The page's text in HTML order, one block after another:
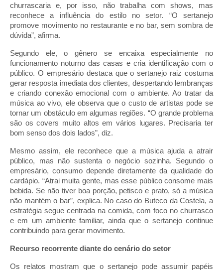
churrascaria e, por isso, não trabalha com shows, mas
reconhece a influência do estilo no setor. “O sertanejo
promove movimento no restaurante e no bar, sem sombra de
dúvida”, afirma.
Segundo ele, o gênero se encaixa especialmente no
funcionamento noturno das casas e cria identificação com o
público. O empresário destaca que o sertanejo raiz costuma
gerar resposta imediata dos clientes, despertando lembranças
e criando conexão emocional com o ambiente. Ao tratar da
música ao vivo, ele observa que o custo de artistas pode se
tornar um obstáculo em algumas regiões. “O grande problema
são os covers muito altos em vários lugares. Precisaria ter
bom senso dos dois lados”, diz.
Mesmo assim, ele reconhece que a música ajuda a atrair
público, mas não sustenta o negócio sozinha. Segundo o
empresário, consumo depende diretamente da qualidade do
cardápio. “Atrai muita gente, mas esse público consome mais
bebida. Se não tiver boa porção, petisco e prato, só a música
não mantém o bar”, explica. No caso do Buteco da Costela, a
estratégia segue centrada na comida, com foco no churrasco
e em um ambiente familiar, ainda que o sertanejo continue
contribuindo para gerar movimento.
Recurso recorrente diante do cenário do setor
Os relatos mostram que o sertanejo pode assumir papéis